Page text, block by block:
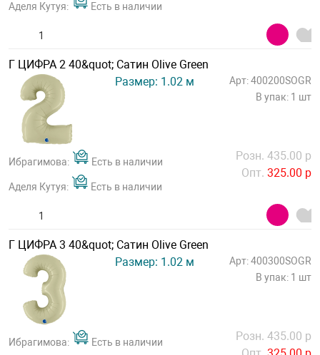
Аделя Кутуя: Есть в наличии
Г ЦИФРА 2 40&quot; Сатин Olive Green
Размер: 1.02 м
Арт: 400200SOGR
В упак: 1 шт
Ибрагимова: Есть в наличии
Аделя Кутуя: Есть в наличии
Розн. 435.00 р
Опт. 325.00 р
Г ЦИФРА 3 40&quot; Сатин Olive Green
Размер: 1.02 м
Арт: 400300SOGR
В упак: 1 шт
Ибрагимова: Есть в наличии
Розн. 435.00 р